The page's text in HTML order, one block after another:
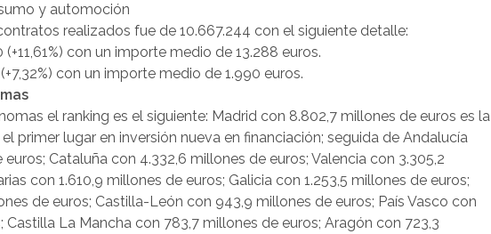
y automoción
realizados fue de 10.667.244 con el siguiente detalle:
con un importe medio de 13.288 euros.
con un importe medio de 1.990 euros.
el ranking es el siguiente: Madrid con 8.802,7 millones de euros es la
primer lugar en inversión nueva en financiación; seguida de Andalucía
Cataluña con 4.332,6 millones de euros; Valencia con 3.305,2
con 1.610,9 millones de euros; Galicia con 1.253,5 millones de euros;
de euros; Castilla-León con 943,9 millones de euros; País Vasco con
Castilla La Mancha con 783,7 millones de euros; Aragón con 723,3